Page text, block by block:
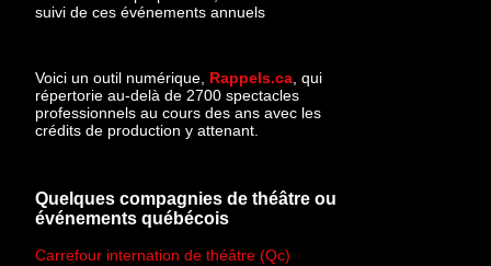
suivi de ces événements annuels
Voici un outil numérique, Rappels.ca , qui
répertorie au-delà de 2700 spectacles
professionnels au cours des ans avec les
crédits de production y attenant.
Quelques compagnies de théâtre ou
événements québécois
Carrefour internation de théâtre (Qc)